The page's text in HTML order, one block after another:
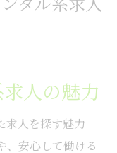
タル系求人
人の魅力
求人を探す魅力
、安心して働ける